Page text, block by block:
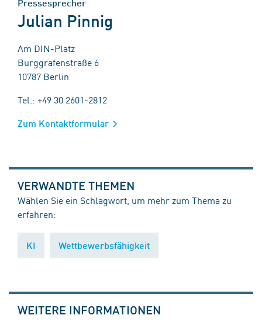
Pressesprecher
Julian Pinnig
Am DIN-Platz
Burggrafenstraße 6
10787 Berlin
Tel.: +49 30 2601-2812
Zum Kontaktformular
VERWANDTE THEMEN
Wählen Sie ein Schlagwort, um mehr zum Thema zu
erfahren:
KI Wettbewerbsfähigkeit
WEITERE INFORMATIONEN